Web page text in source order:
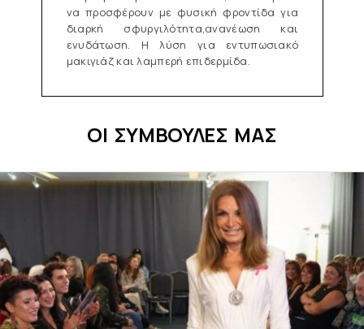
να προσφέρουν με φυσική φροντίδα για
διαρκή σφυργιλότητα,ανανέωση και
ενυδάτωση. Η λύση για εντυπωσιακό
μακιγιάζ και λαμπερή επιδερμίδα.
ΟΙ ΣΥΜΒΟΥΛΕΣ ΜΑΣ